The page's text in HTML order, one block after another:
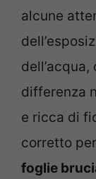
alcune
differenza
e ricca di
corretto
foglie